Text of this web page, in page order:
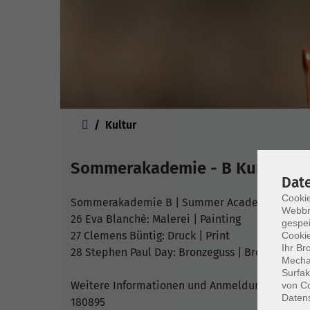
Kultur
Sommerakademie - B Kurz 2
Sommerakademie B | Summer Academy B,
26 Eva Blanchè: Malerei | Painting
27 Clemens Büntig: Druck | Print
28 Stephen Paul Day: Bronzeguss | Bronze
Weitere Informationen und Anmeldung unter
180895
Ihr
von